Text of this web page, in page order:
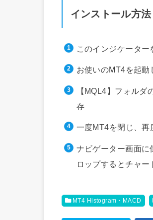
インストール方法
このインジケーター
お使いのMT4を起
【MQL4】フォル
存
一度MT4を閉じ、再
ナビゲーター画面に
ロップするとチャー
MT4 Histogram・MACD